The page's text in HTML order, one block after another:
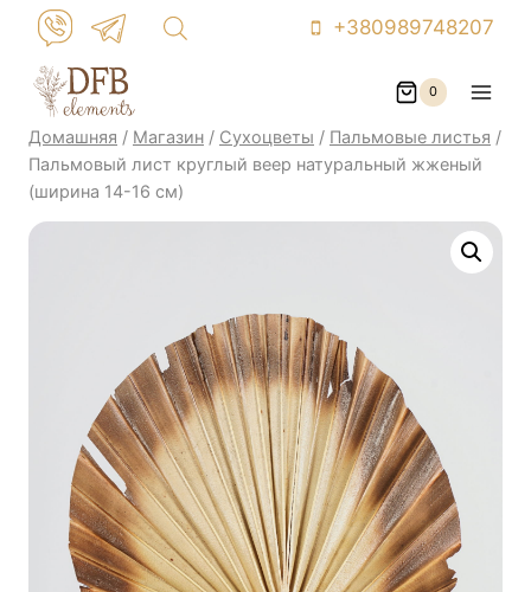
Перейти
контенту
+380989748207
0
Домашняя / Магазин / Сухоцветы / Пальмовые листья /
Пальмовый лист круглый веер натуральный жженый
(ширина 14-16 см)